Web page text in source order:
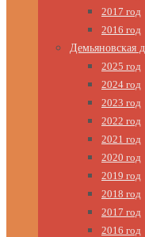
2017 год
2016 год
Демьяновская
2025 год
2024 год
2023 год
2022 год
2021 год
2020 год
2019 год
2018 год
2017 год
2016 год